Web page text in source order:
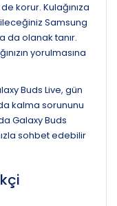
korur. Kulağınıza
Samsung
da olanak tanır.
yorulmasına
Buds Live, gün
kalma sorununu
Galaxy Buds
sohbet edebilir